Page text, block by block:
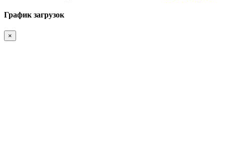
График загрузок
×